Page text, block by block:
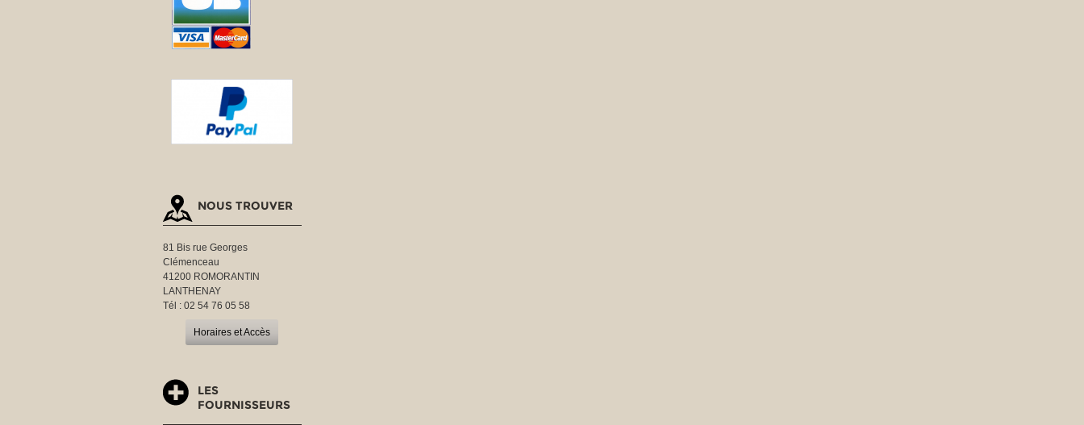
NOUS TROUVER
81 Bis rue Georges
Clémenceau
41200 ROMORANTIN
LANTHENAY
Tél : 02 54 76 05 58
Horaires et Accès
LES
FOURNISSEURS